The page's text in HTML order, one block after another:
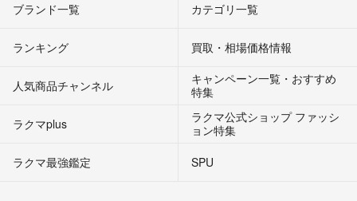
ブランド一覧 カテゴリ一覧
ランキング 買取・相場価格情報
人気商品チャンネル
キャンペーン一覧・おすすめ
特集
ラクマplus
ラクマ公式ショップ ファッシ
ョン特集
ラクマ最強鑑定
SPU